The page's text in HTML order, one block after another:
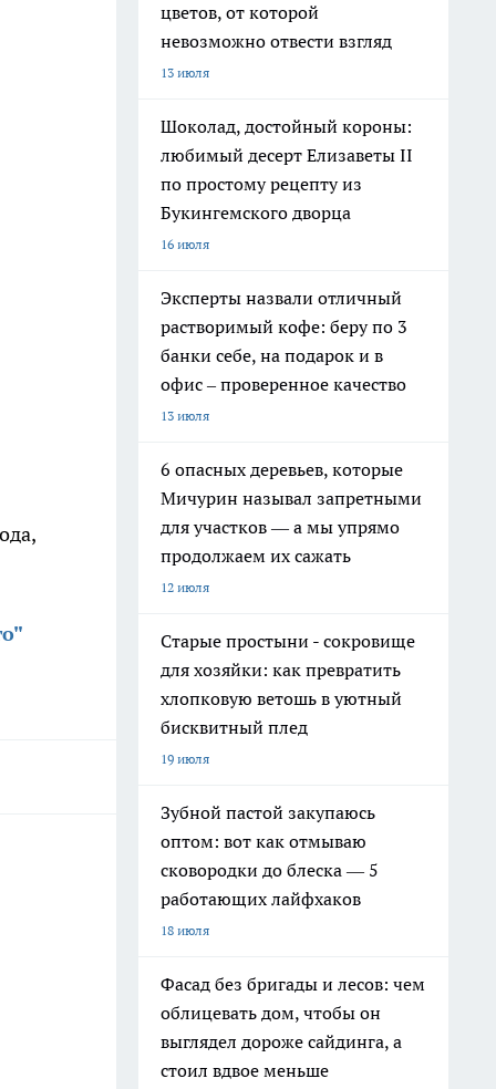
цветов, от которой
невозможно отвести взгляд
13 июля
Шоколад, достойный короны:
любимый десерт Елизаветы II
по простому рецепту из
Букингемского дворца
16 июля
Эксперты назвали отличный
растворимый кофе: беру по 3
банки себе, на подарок и в
офис – проверенное качество
13 июля
6 опасных деревьев, которые
Мичурин называл запретными
для участков — а мы упрямо
продолжаем их сажать
12 июля
Старые простыни - сокровище
для хозяйки: как превратить
хлопковую ветошь в уютный
бисквитный плед
19 июля
Зубной пастой закупаюсь
оптом: вот как отмываю
сковородки до блеска — 5
работающих лайфхаков
18 июля
Фасад без бригады и лесов: чем
облицевать дом, чтобы он
выглядел дороже сайдинга, а
стоил вдвое меньше